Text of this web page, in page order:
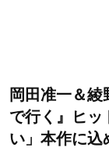
岡田准一＆綾
で行く』ヒッ
い」本作に込